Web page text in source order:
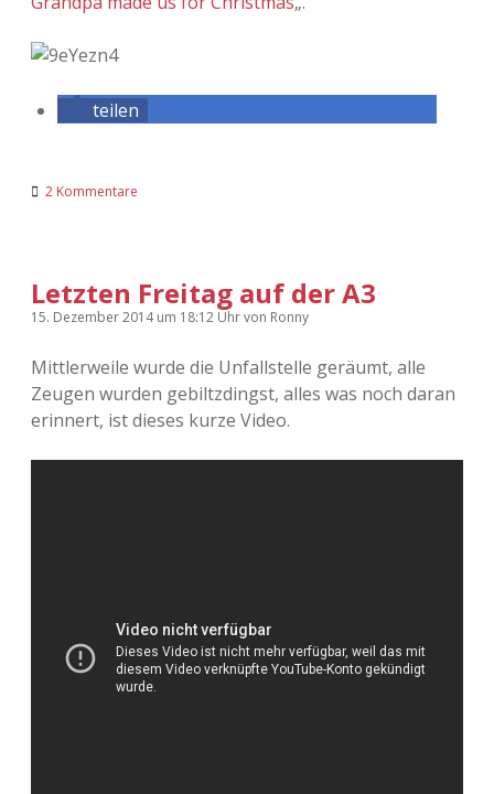
teilen
2 Kommentare
Letzten Freitag auf der A3
15. Dezember 2014um 18:12 Uhrvon Ronny
Mittlerweile wurde die Unfallstelle geräumt, alle
Zeugen wurden gebiltzdingst, alles was noch daran
erinnert, ist dieses kurze Video.